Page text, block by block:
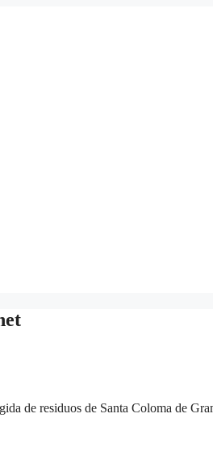
de residuos de Santa Coloma de